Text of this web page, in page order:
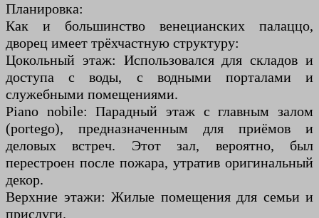
Планировка:
Как и большинство венецианских палаццо,
дворец имеет трёхчастную структуру:
Цокольный этаж: Использовался для складов и
доступа с воды, с водными порталами и
служебными помещениями.
Piano nobile: Парадный этаж с главным залом
(portego), предназначенным для приёмов и
деловых встреч. Этот зал, вероятно, был
перестроен после пожара, утратив оригинальный
декор.
Верхние этажи: Жилые помещения для семьи и
прислуги.